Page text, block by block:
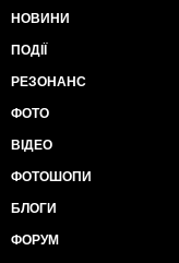
НОВИНИ
ПОДІЇ
РЕЗОНАНС
ФОТО
ВІДЕО
ФОТОШОПИ
БЛОГИ
ФОРУМ